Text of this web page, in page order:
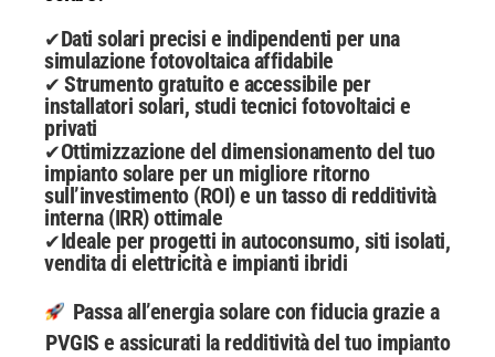
✔Dati solari precisi e indipendenti per una
simulazione fotovoltaica affidabile
✔ Strumento gratuito e accessibile per
installatori solari, studi tecnici fotovoltaici e
privati
✔Ottimizzazione del dimensionamento del tuo
impianto solare per un migliore ritorno
sull’investimento (ROI) e un tasso di redditività
interna (IRR) ottimale
✔Ideale per progetti in autoconsumo, siti isolati,
vendita di elettricità e impianti ibridi
Passa all’energia solare con fiducia grazie a
PVGIS e assicurati la redditività del tuo impianto